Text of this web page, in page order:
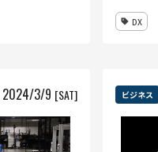
DX
2024/3/9 [SAT] ビジネス